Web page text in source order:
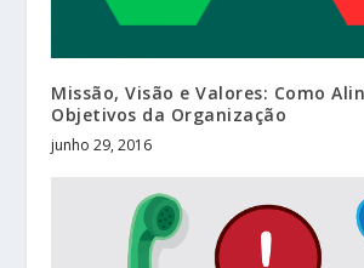
Missão, Visão e Valores: Como
Objetivos da Organização
junho 29, 2016